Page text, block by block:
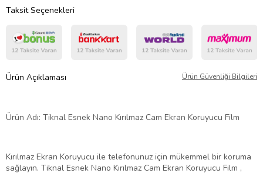
Taksit Seçenekleri
Ürün Açıklaması Ürün Güvenliği Bilgileri
Ürün Adı: Tiknal Esnek Nano Kırılmaz Cam Ekran Koruyucu Film
Kırılmaz Ekran Koruyucu ile telefonunuz için mükemmel bir koruma
sağlayın. Tiknal Esnek Nano Kırılmaz Cam Ekran Koruyucu Film ,